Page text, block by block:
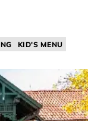
KID'S MENU